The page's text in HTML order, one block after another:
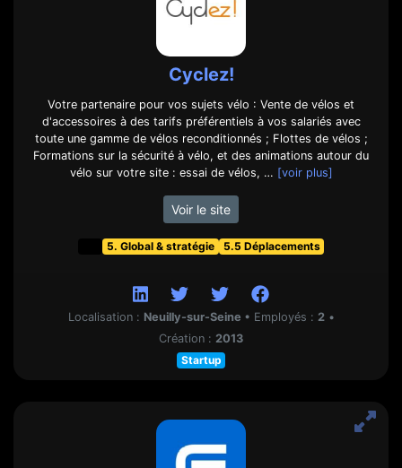
Cyclez!
Votre partenaire pour vos sujets vélo : Vente de vélos et
d'accessoires à des tarifs préférentiels à vos salariés avec
toute une gamme de vélos reconditionnés ; Flottes de vélos ;
Formations sur la sécurité à vélo, et des animations autour du
vélo sur votre site : essai de vélos, … [voir plus]
Voir le site
5. Global & stratégie 5.5 Déplacements
Localisation : Neuilly-sur-Seine • Employés : 2 •
Création : 2013
Startup